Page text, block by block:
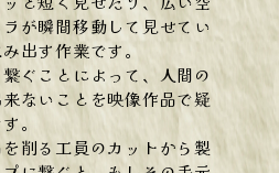
が瞬間移動して見せてい
出す作業です。
ぐことによって、人間の
ないことを映像作品で疑
。
削る工員のカットから製